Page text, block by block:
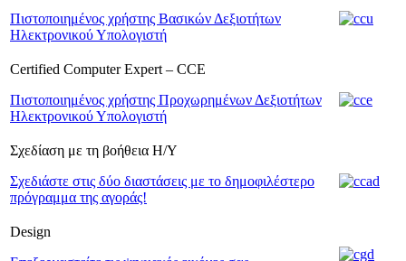
Πιστοποιημένος χρήστης Βασικών Δεξιοτήτων
Ηλεκτρονικού Υπολογιστή
Certified Computer Expert – CCE
Πιστοποιημένος χρήστης Προχωρημένων Δεξιοτήτων
Ηλεκτρονικού Υπολογιστή
Σχεδίαση με τη βοήθεια Η/Υ
Σχεδιάστε στις δύο διαστάσεις με το δημοφιλέστερο
πρόγραμμα της αγοράς!
Design